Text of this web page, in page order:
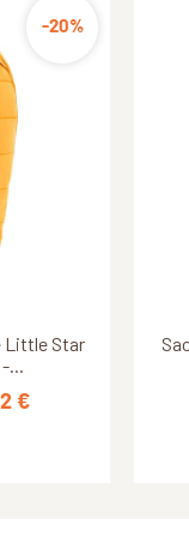
-
Chat
Little Star
-20%
€